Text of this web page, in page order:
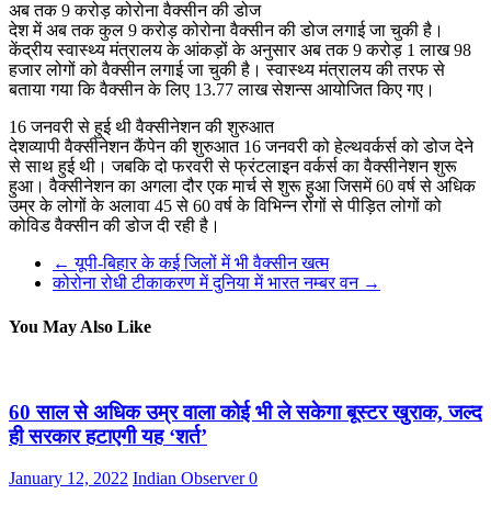
अब तक 9 करोड़ कोरोना वैक्सीन की डोज
देश में अब तक कुल 9 करोड़ कोरोना वैक्सीन की डोज लगाई जा चुकी है।
केंद्रीय स्वास्थ्य मंत्रालय के आंकड़ों के अनुसार अब तक 9 करोड़ 1 लाख 98
हजार लोगों को वैक्सीन लगाई जा चुकी है। स्वास्थ्य मंत्रालय की तरफ से
बताया गया कि वैक्सीन के लिए 13.77 लाख सेशन्स आयोजित किए गए।
16 जनवरी से हुई थी वैक्सीनेशन की शुरुआत
देशव्यापी वैक्सीनेशन कैंपेन की शुरुआत 16 जनवरी को हेल्थवर्कर्स को डोज देने
से साथ हुई थी। जबकि दो फरवरी से फ्रंटलाइन वर्कर्स का वैक्सीनेशन शुरू
हुआ। वैक्सीनेशन का अगला दौर एक मार्च से शुरू हुआ जिसमें 60 वर्ष से अधिक
उम्र के लोगों के अलावा 45 से 60 वर्ष के विभिन्न रोगों से पीड़ित लोगों को
कोविड वैक्सीन की डोज दी रही है।
← यूपी-बिहार के कई जिलों में भी वैक्सीन खत्म
कोरोना रोधी टीकाकरण में दुनिया में भारत नम्बर वन →
You May Also Like
60 साल से अधिक उम्र वाला कोई भी ले सकेगा बूस्टर खुराक, जल्द
ही सरकार हटाएगी यह ‘शर्त’
January 12, 2022 Indian Observer0